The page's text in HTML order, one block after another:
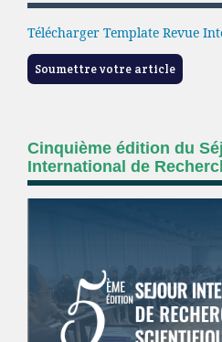
Télécharger Template Revue
Soumettre votre article
Cinquième édition du
International de